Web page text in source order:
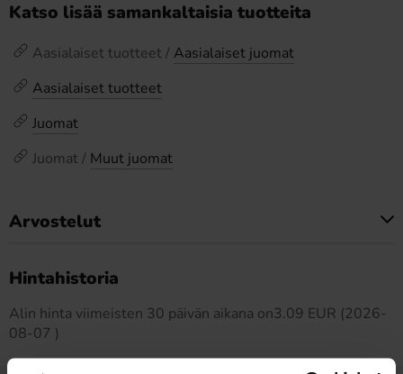
Katso lisää samankaltaisia tuotteita
Aasialaiset tuotteet / Aasialaiset juomat
Aasialaiset tuotteet
Juomat
Juomat / Muut juomat
Arvostelut
Hintahistoria
Alin hinta viimeisten 30 päivän aikana on3.09 EUR (2026-
08-07 )